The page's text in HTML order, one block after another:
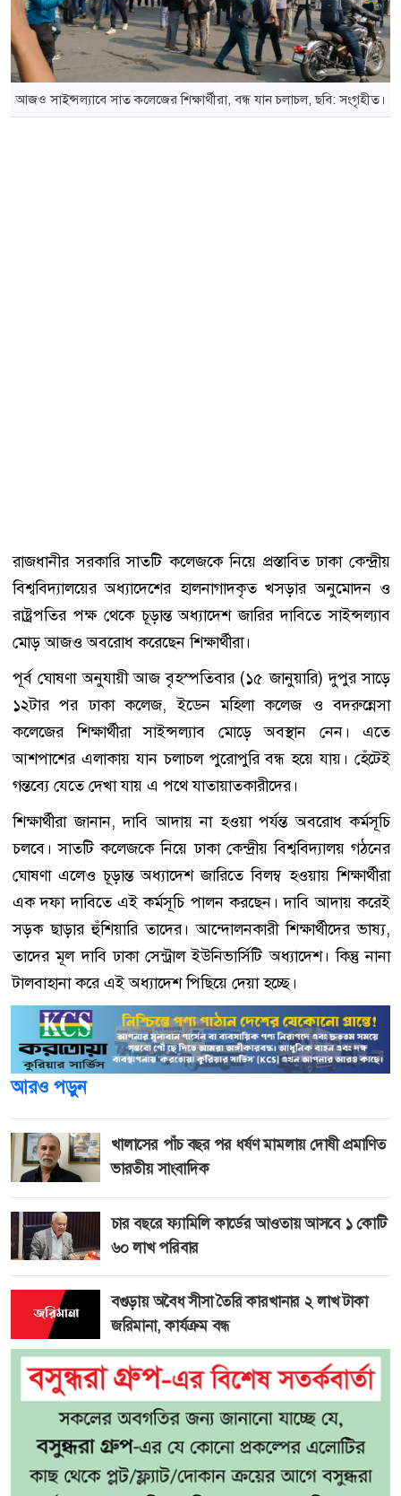
আজও সাইন্সল্যাবে সাত কলেজের শিক্ষার্থীরা, বন্ধ যান চলাচল, ছবি: সংগৃহীত।
রাজধানীর সরকারি সাতটি কলেজকে নিয়ে প্রস্তাবিত ঢাকা কেন্দ্রীয়
বিশ্ববিদ্যালয়ের অধ্যাদেশের হালনাগাদকৃত খসড়ার অনুমোদন ও
রাষ্ট্রপতির পক্ষ থেকে চূড়ান্ত অধ্যাদেশ জারির দাবিতে সাইন্সল্যাব
মোড় আজও অবরোধ করেছেন শিক্ষার্থীরা।
পূর্ব ঘোষণা অনুযায়ী আজ বৃহস্পতিবার (১৫ জানুয়ারি) দুপুর সাড়ে
১২টার পর ঢাকা কলেজ, ইডেন মহিলা কলেজ ও বদরুন্নেসা
কলেজের শিক্ষার্থীরা সাইন্সল্যাব মোড়ে অবস্থান নেন। এতে
আশপাশের এলাকায় যান চলাচল পুরোপুরি বন্ধ হয়ে যায়। হেঁটেই
গন্তব্যে যেতে দেখা যায় এ পথে যাতায়াতকারীদের।
শিক্ষার্থীরা জানান, দাবি আদায় না হওয়া পর্যন্ত অবরোধ কর্মসূচি
চলবে। সাতটি কলেজকে নিয়ে ঢাকা কেন্দ্রীয় বিশ্ববিদ্যালয় গঠনের
ঘোষণা এলেও চূড়ান্ত অধ্যাদেশ জারিতে বিলম্ব হওয়ায় শিক্ষার্থীরা
এক দফা দাবিতে এই কর্মসূচি পালন করছেন। দাবি আদায় করেই
সড়ক ছাড়ার হুঁশিয়ারি তাদের। আন্দোলনকারী শিক্ষার্থীদের ভাষ্য,
তাদের মূল দাবি ঢাকা সেন্ট্রাল ইউনিভার্সিটি অধ্যাদেশ। কিন্তু নানা
টালবাহানা করে এই অধ্যাদেশ পিছিয়ে দেয়া হচ্ছে।
আরও পড়ুন
খালাসের পাঁচ বছর পর ধর্ষণ মামলায় দোষী প্রমাণিত
ভারতীয় সাংবাদিক
চার বছরে ফ্যামিলি কার্ডের আওতায় আসবে ১ কোটি
৬০ লাখ পরিবার
বগুড়ায় অবৈধ সীসা তৈরি কারখানার ২ লাখ টাকা
জরিমানা, কার্যক্রম বন্ধ